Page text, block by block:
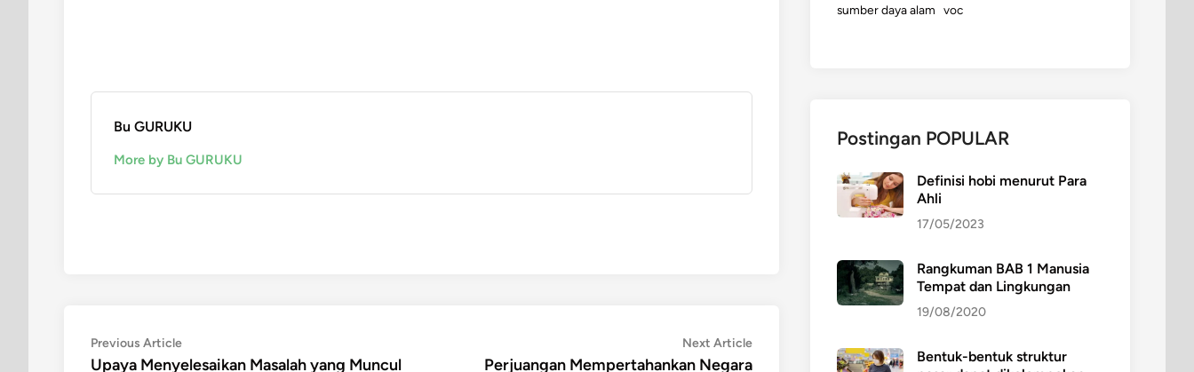
Bu GURUKU
More by Bu GURUKU
Post
Previous ArticlePrevious
article:
Upaya Menyelesaikan Masalah yang Muncul
Next ArticleNext
article:
Perjuangan Mempertahankan Negara
sumber daya alam voc
Postingan POPULAR
Definisi hobi menurut Para
Ahli
17/05/2023
Rangkuman BAB 1 Manusia
Tempat dan Lingkungan
19/08/2020
Bentuk-bentuk struktur